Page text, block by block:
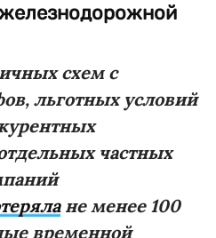
схем с
льготных условий
частных
не менее 100
временной